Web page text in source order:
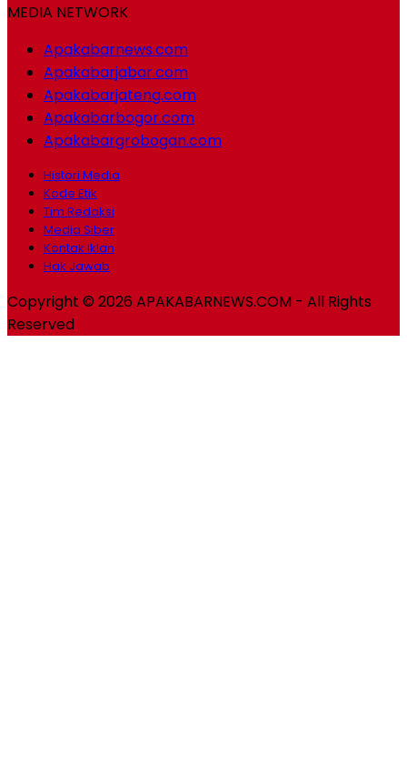
MEDIA NETWORK
Apakabarnews.com
Apakabarjabar.com
Apakabarjateng.com
Apakabarbogor.com
Apakabargrobogan.com
Histori Media
Kode Etik
Tim Redaksi
Media Siber
Kontak Iklan
Hak Jawab
Copyright © 2026 APAKABARNEWS.COM - All Rights
Reserved